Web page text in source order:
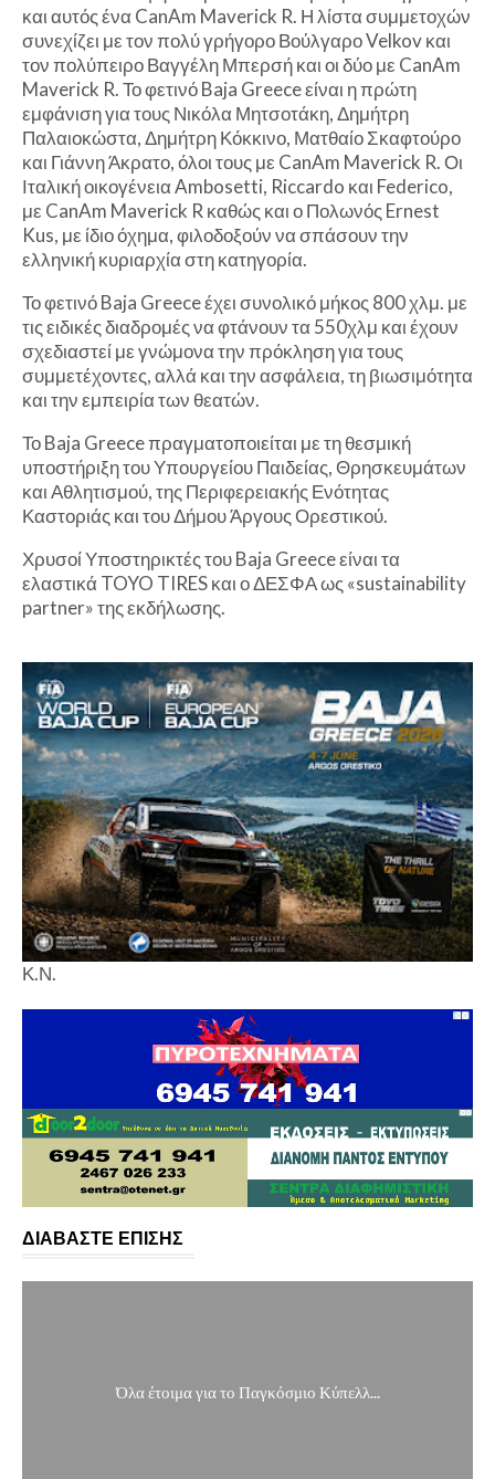
και αυτός ένα CanAm Maverick R. Η λίστα συμμετοχών
συνεχίζει με τον πολύ γρήγορο Βούλγαρο Velkov και
τον πολύπειρο Βαγγέλη Μπερσή και οι δύο με CanAm
Maverick R. Το φετινό Baja Greece είναι η πρώτη
εμφάνιση για τους Νικόλα Μητσοτάκη, Δημήτρη
Παλαιοκώστα, Δημήτρη Κόκκινο, Ματθαίο Σκαφτούρο
και Γιάννη Άκρατο, όλοι τους με CanAm Maverick R. Οι
Ιταλική οικογένεια Ambosetti, Riccardo και Federico,
με CanAm Maverick R καθώς και ο Πολωνός Ernest
Kus, με ίδιο όχημα, φιλοδοξούν να σπάσουν την
ελληνική κυριαρχία στη κατηγορία.
Το φετινό Baja Greece έχει συνολικό μήκος 800 χλμ. με
τις ειδικές διαδρομές να φτάνουν τα 550χλμ και έχουν
σχεδιαστεί με γνώμονα την πρόκληση για τους
συμμετέχοντες, αλλά και την ασφάλεια, τη βιωσιμότητα
και την εμπειρία των θεατών.
Το Baja Greece πραγματοποιείται με τη θεσμική
υποστήριξη του Υπουργείου Παιδείας, Θρησκευμάτων
και Αθλητισμού, της Περιφερειακής Ενότητας
Καστοριάς και του Δήμου Άργους Ορεστικού.
Χρυσοί Υποστηρικτές του Baja Greece είναι τα
ελαστικά TOYO TIRES και ο ΔΕΣΦΑ ως «sustainability
partner» της εκδήλωσης.
Κ.Ν.
ΔΙΑΒΑΣΤΕ ΕΠΙΣΗΣ
Όλα έτοιμα για το Παγκόσμιο Κύπελλ...